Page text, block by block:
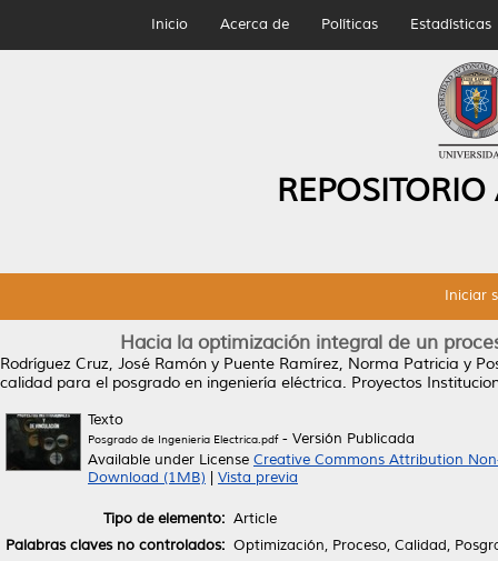
Inicio Acerca de Políticas Estadísticas
Iniciar
Hacia la optimización integral de un
Rodríguez Cruz, José Ramón y Puente Ramírez, Norma Patricia y
calidad para el posgrado en ingeniería eléctrica. Proyectos
Texto
Posgrado de Ingenieria Electrica.pdf- Versión Publicada
Available under License Creative Commons Attribution
Download (1MB)
Vista previa
Tipo de elemento: Article
Palabras claves no controlados: Optimización, Proceso, Calidad,